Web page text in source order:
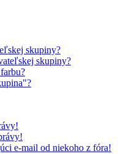
skupiny?
skupiny?
e-mail od niekoho z fóra!